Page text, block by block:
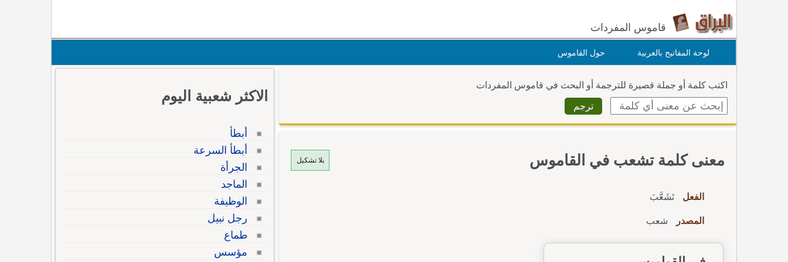
قاموس المفردات
لوحة المفاتيح بالعربية حول القاموس
اكتب كلمة أو جملة قصيرة للترجمة أو البحث في قاموس المفردات
بلا تشكيل معنى كلمة تشعب في القاموس
الفعل تَشَعَّبَ
المصدر شعب
الاكثر شعبية اليوم
أبطأ
أبطأ السرعة
الجرأة
الماجد
الوظيفة
رجل نبيل
طماع
مؤسس